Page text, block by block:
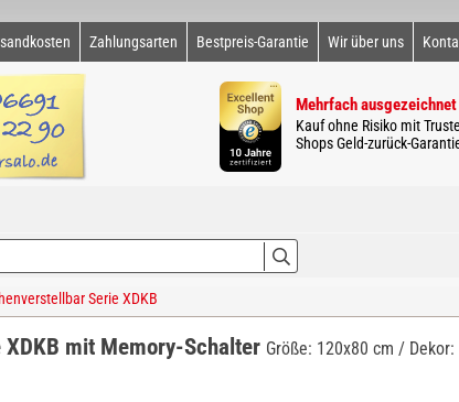
Zahlungsarten Bestpreis-Garantie Wir über uns
Mehrfach ausgezeichnet
Kauf ohne Risiko mit
Shops Geld-zurück-
Serie XDKB
mit Memory-Schalter Größe: 120x80 cm /